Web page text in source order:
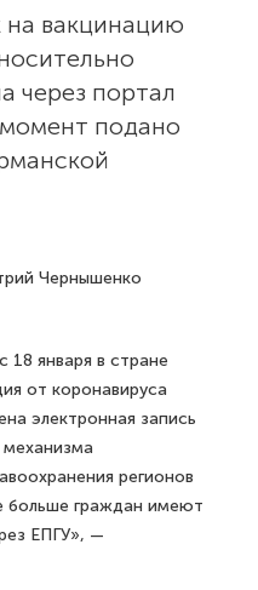
на вакцинацию
через портал
подано
Чернышенко
18 января в стране
от коронавируса
электронная запись
механизма
регионов
больше граждан имеют
ЕПГУ», —